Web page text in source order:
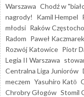
Warszawa Chodź w
nagrody!
Kamil Hempel
młodsi Raków
Radom Paweł Kaczmarek
Rozwój Katowice Piotr
Legia II Warszawa
Centralna Liga Juniorów
meczem Yasuhiro Katō
Chrobry Głogów Stomil